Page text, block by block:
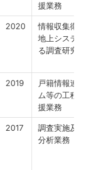
援業務
2020
情報収集衛星に
地上システムに
る調査研究
2019
戸籍情報連携
ム等の工程管
援業務
2017
調査実施及び集
分析業務